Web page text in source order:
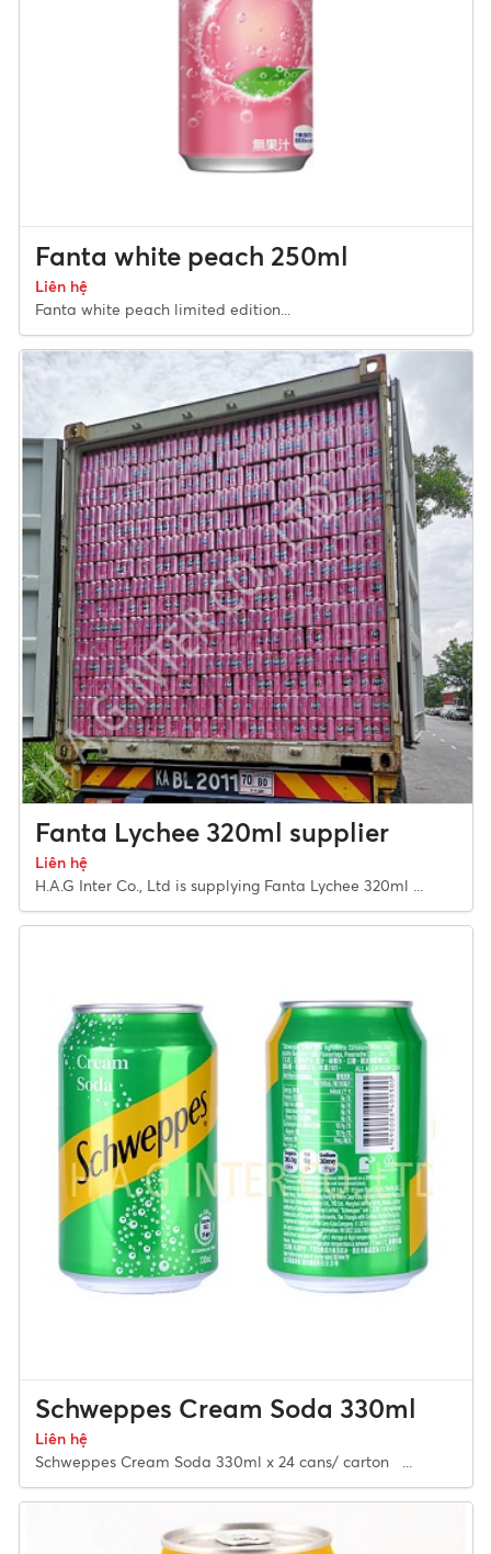
Fanta white peach 250ml
Liên hệ
Fanta white peach limited edition...
Fanta Lychee 320ml supplier
Liên hệ
H.A.G Inter Co., Ltd is supplying Fanta Lychee 320ml ...
Schweppes Cream Soda 330ml
Liên hệ
Schweppes Cream Soda 330ml x 24 cans/ carton ...